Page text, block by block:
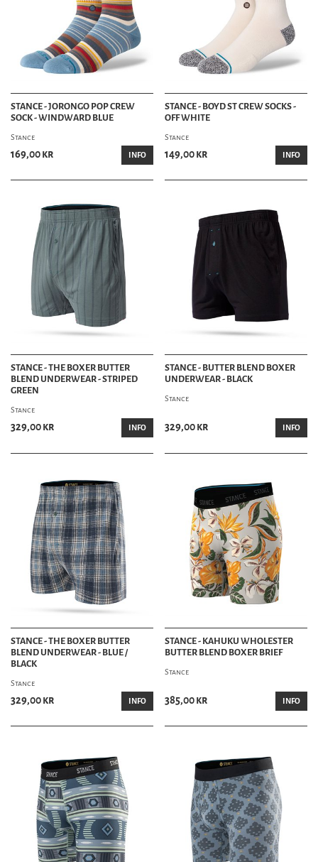
STANCE - JORONGO POP CREW
SOCK - WINDWARD BLUE
Stance
169,00 kr INFO
STANCE - BOYD ST CREW SOCKS -
OFF WHITE
Stance
149,00 kr INFO
STANCE - THE BOXER BUTTER
BLEND UNDERWEAR - STRIPED
GREEN
Stance
329,00 kr INFO
STANCE - BUTTER BLEND BOXER
UNDERWEAR - BLACK
Stance
329,00 kr INFO
STANCE - THE BOXER BUTTER
BLEND UNDERWEAR - BLUE /
BLACK
Stance
329,00 kr INFO
STANCE - KAHUKU WHOLESTER
BUTTER BLEND BOXER BRIEF
Stance
385,00 kr INFO